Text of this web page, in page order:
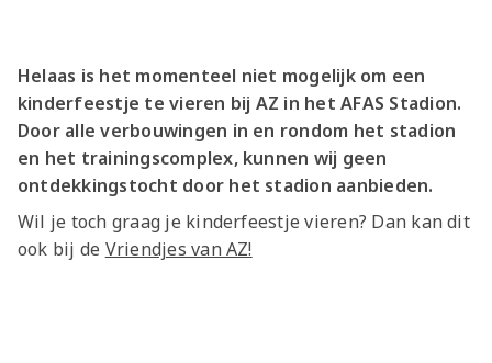
Helaas is het momenteel niet mogelijk om een
kinderfeestje te vieren bij AZ in het AFAS Stadion.
Door alle verbouwingen in en rondom het stadion
en het trainingscomplex, kunnen wij geen
ontdekkingstocht door het stadion aanbieden.
Wil je toch graag je kinderfeestje vieren? Dan kan dit
ook bij de Vriendjes van AZ!